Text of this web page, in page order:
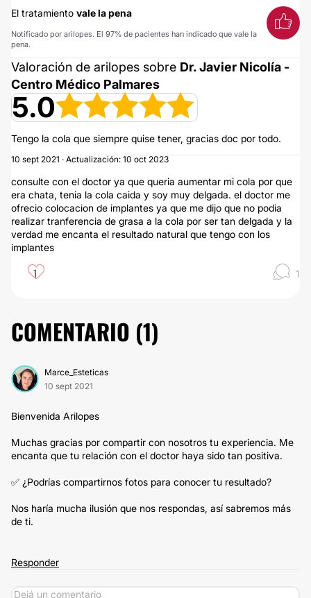
El tratamiento vale la pena
Notificado por arilopes. El 97% de pacientes han indicado que vale la
pena.
Valoración de arilopes sobre Dr. Javier Nicolía -
Centro Médico Palmares
5.0
Tengo la cola que siempre quise tener, gracias doc por todo.
10 sept 2021 · Actualización: 10 oct 2023
consulte con el doctor ya que queria aumentar mi cola por que
era chata, tenia la cola caida y soy muy delgada. el doctor me
ofrecio colocacion de implantes ya que me dijo que no podia
realizar tranferencia de grasa a la cola por ser tan delgada y la
verdad me encanta el resultado natural que tengo con los
implantes
1 1
COMENTARIO (1)
Marce_Esteticas
10 sept 2021
Bienvenida Arilopes
Muchas gracias por compartir con nosotros tu experiencia. Me
encanta que tu relación con el doctor haya sido tan positiva.
✅ ¿Podrías compartirnos fotos para conocer tu resultado?
Nos haría mucha ilusión que nos respondas, así sabremos más
de ti.
Responder